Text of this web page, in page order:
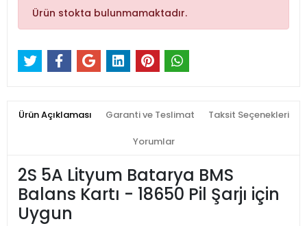
Ürün stokta bulunmamaktadır.
Ürün Açıklaması Garanti ve Teslimat Taksit Seçenekleri
Yorumlar
2S 5A Lityum Batarya BMS
Balans Kartı - 18650 Pil Şarjı için
Uygun